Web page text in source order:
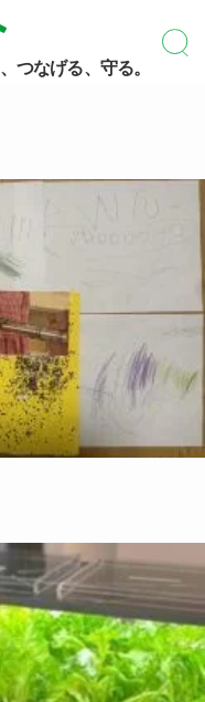
つなげる、守る。